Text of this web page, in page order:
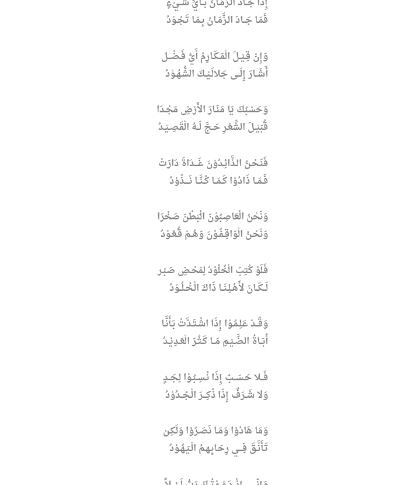
فَمَـا جَــادَ الـزَّمَـانُ بِـمَـا تَـجُـوْدُ
وَإِنْ قِـيْـلَ الْمَـكَـارِمُ أَيُّ فَـضْــل
أَشَــارَ إِلَــى جَلالَـيْـكَ الشُّـهُـوْدُ
وَحَسْبُكَ يَا مَنَـارَ الأَرْضِ مَجْـدَا
قُبَيْـلَ الشِّعْـرِ حَـجَّ لَــهُ الْقَصِـيْـدُ
فَنَـحْـنُ الـذَّائِـدُوْنَ غَـــدَاةَ دَارَتْ
فَـمَــا ذَادُوْا كَـمَــا كُـنَّــا نَــــذُوْدُ
وَنَحْنُ الْعَاصِبُوْنَ الْبَطْنَ صَخْرَا
وَنَحْـنُ الْوَاقِـفُـوْنَ وَهُــمْ قُـعُـوْدُ
فَلَوْ كُتِبَ الْخُلُوْدُ لِمَحْـضِ صَبْـر
لَــكَــانَ لأَهْـلِـنَــا ذَاكَ الْـخُـلُــوْدُ
وَقَــدْ عَلِـمُـوْا إِذَا اشْـتَـدَّتْ بَـأَنَّـا
أُبَــاةُ الضَّـيْـمِ مَــا كَـثُـرَ الْعَـدِيْـدُ
فَــلا حَـسَــبٌ إِذَا نُـسِـبُـوْا لِـجَــدٍ
وَلا شَــرَفٌ إِذَا ذُكِـــرَ الْـجُــدُوْدُ
وَمَا هَادُوْا وَمَـا نَصَـرُوْا وَلَكِـن
تَـأَنَّـقَ فِـــي رِحَـابِـهـمُ الْـيَـهُـوْدُ